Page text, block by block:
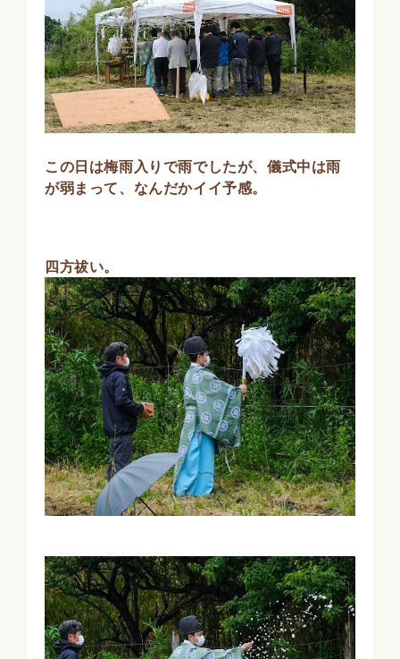
この日は梅雨入りで雨でしたが、儀式中は雨
が弱まって、なんだかイイ予感。
四方祓い。